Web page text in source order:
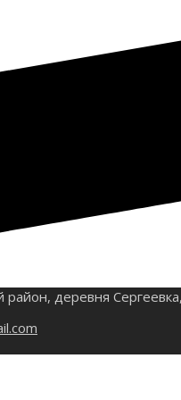
район, деревня